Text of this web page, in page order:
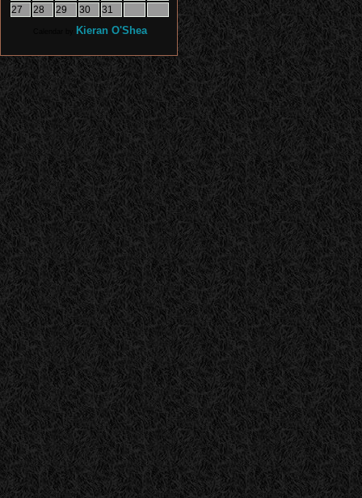
27
28 29 30 31
Kieran O'Shea